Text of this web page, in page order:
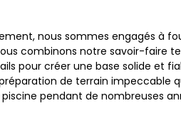
nous sommes engagés à
combinons notre savoir-faire
pour créer une base solide et
de terrain impeccable
pendant de nombreuses